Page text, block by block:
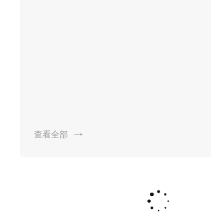
查看全部 